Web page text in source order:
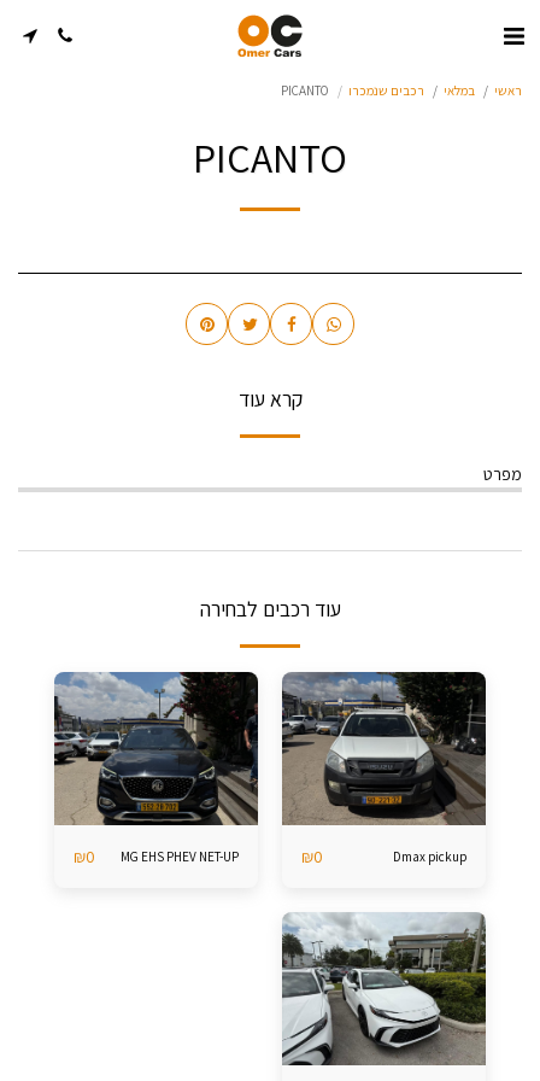
ראשי במלאי רכבים שנמכרו PICANTO
PICANTO
קרא עוד
מפרט
עוד רכבים לבחירה
Dmax pickup
₪0
MG EHS PHEV NET-UP
₪0